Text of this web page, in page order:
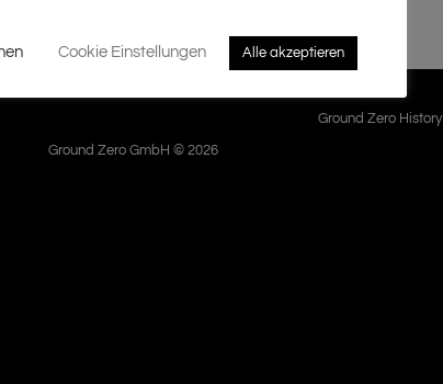
Ground Zero History
Ground Zero GmbH © 2026
Cookie Einstellungen Alle akzeptieren